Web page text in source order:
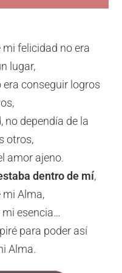
mi felicidad no era
lugar,
era conseguir logros
no dependía de la
otros,
amor ajeno.
dentro de mí,
mi Alma,
mi esencia…
para poder así
Alma.